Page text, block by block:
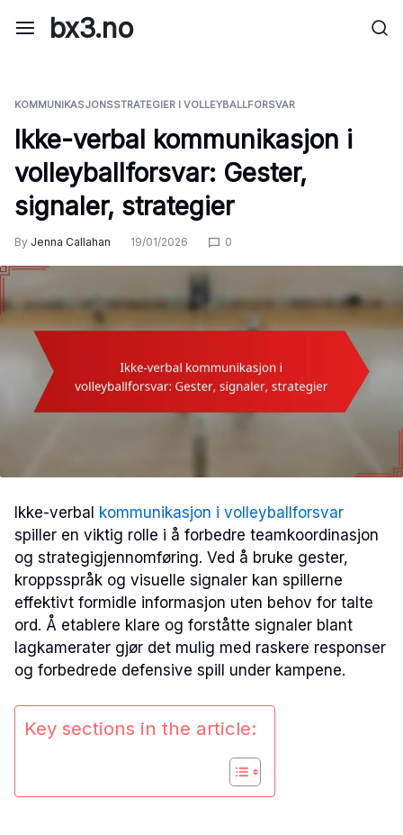
bx3.no
KOMMUNIKASJONSSTRATEGIER I VOLLEYBALLFORSVAR
Ikke-verbal kommunikasjon i
volleyballforsvar: Gester,
signaler, strategier
By Jenna Callahan 19/01/2026 0
Ikke-verbal kommunikasjon i volleyballforsvar
spiller en viktig rolle i å forbedre teamkoordinasjon
og strategigjennomføring. Ved å bruke gester,
kroppsspråk og visuelle signaler kan spillerne
effektivt formidle informasjon uten behov for talte
ord. Å etablere klare og forståtte signaler blant
lagkamerater gjør det mulig med raskere responser
og forbedrede defensive spill under kampene.
Key sections in the article: